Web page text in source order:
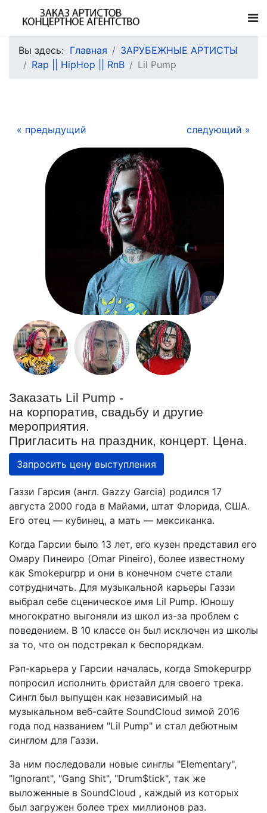
Вы здесь: Главная
ЗАРУБЕЖНЫЕ АРТИСТЫ
Rap || HipHop || RnB
Lil Pump
« предыдущий следующий »
Заказать Lil Pump -
на корпоратив, свадьбу и другие
мероприятия.
Пригласить на праздник, концерт. Цена.
Запросить цену выступления
Газзи Гарсия (англ. Gazzy Garcia) родился 17
августа 2000 года в Майами, штат Флорида, США.
Его отец — кубинец, а мать — мексиканка.
Когда Гарсии было 13 лет, его кузен представил его
Омару Пинеиро (Omar Pineiro), более известному
как Smokepurpp и они в конечном счете стали
сотрудничать. Для музыкальной карьеры Газзи
выбрал себе сценическое имя Lil Pump. Юношу
многократно выгоняли из школ из-за проблем с
поведением. В 10 классе он был исключен из школы
за то, что он подстрекал к беспорядкам.
Рэп-карьера у Гарсии началась, когда Smokepurpp
попросил исполнить фристайл для своего трека.
Сингл был выпущен как независимый на
музыкальном веб-сайте SoundCloud зимой 2016
года под названием "Lil Pump" и стал дебютным
синглом для Газзи.
За ним последовали новые синглы "Elementary",
"Ignorant", "Gang Shit", "Drum$tick", так же
выложенные в SoundCloud , каждый из которых
был загружен более трех миллионов раз.